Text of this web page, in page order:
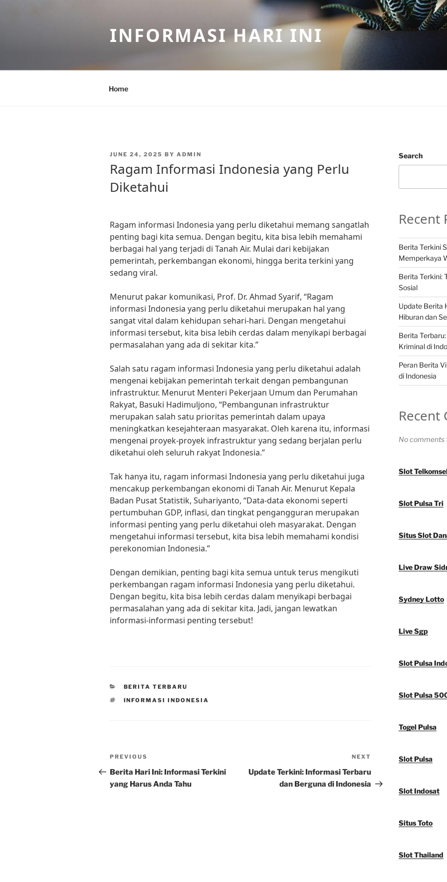
INFORMASI HARI INI
Home
POSTED
JUNE 24, 2025 BY ADMIN
Ragam Informasi Indonesia yang Perlu
Diketahui
Ragam informasi Indonesia yang perlu diketahui memang sangatlah
penting bagi kita semua. Dengan begitu, kita bisa lebih memahami
berbagai hal yang terjadi di Tanah Air. Mulai dari kebijakan
pemerintah, perkembangan ekonomi, hingga berita terkini yang
sedang viral.
Menurut pakar komunikasi, Prof. Dr. Ahmad Syarif, “Ragam
informasi Indonesia yang perlu diketahui merupakan hal yang
sangat vital dalam kehidupan sehari-hari. Dengan mengetahui
informasi tersebut, kita bisa lebih cerdas dalam menyikapi berbagai
permasalahan yang ada di sekitar kita.”
Salah satu ragam informasi Indonesia yang perlu diketahui adalah
mengenai kebijakan pemerintah terkait dengan pembangunan
infrastruktur. Menurut Menteri Pekerjaan Umum dan Perumahan
Rakyat, Basuki Hadimuljono, “Pembangunan infrastruktur
merupakan salah satu prioritas pemerintah dalam upaya
meningkatkan kesejahteraan masyarakat. Oleh karena itu, informasi
mengenai proyek-proyek infrastruktur yang sedang berjalan perlu
diketahui oleh seluruh rakyat Indonesia.”
Tak hanya itu, ragam informasi Indonesia yang perlu diketahui juga
mencakup perkembangan ekonomi di Tanah Air. Menurut Kepala
Badan Pusat Statistik, Suhariyanto, “Data-data ekonomi seperti
pertumbuhan GDP, inflasi, dan tingkat pengangguran merupakan
informasi penting yang perlu diketahui oleh masyarakat. Dengan
mengetahui informasi tersebut, kita bisa lebih memahami kondisi
perekonomian Indonesia.”
Dengan demikian, penting bagi kita semua untuk terus mengikuti
perkembangan ragam informasi Indonesia yang perlu diketahui.
Dengan begitu, kita bisa lebih cerdas dalam menyikapi berbagai
permasalahan yang ada di sekitar kita. Jadi, jangan lewatkan
informasi-informasi penting tersebut!
CATEGORIES
BERITA TERBARU
TAGS
INFORMASI INDONESIA
Post
navigation
Previous
Post
PREVIOUS
Berita Hari Ini: Informasi Terkini
yang Harus Anda Tahu
Post
NEXT
Update Terkini: Informasi Terbaru
dan Berguna di Indonesia
Search
Recent
Berita Terkini
Memperkaya
Berita Terkini:
Sosial
Update Berita
Hiburan dan
Berita
Kriminal di
Peran Berita
di Indonesia
Recent
No comments
Slot
Slot Pulsa Tri
Situs Slot
Live Draw
Sydney Lotto
Live Sgp
Slot Pulsa
Slot Pulsa
Togel Pulsa
Slot Pulsa
Slot Indosat
Situs Toto
Slot Thailand